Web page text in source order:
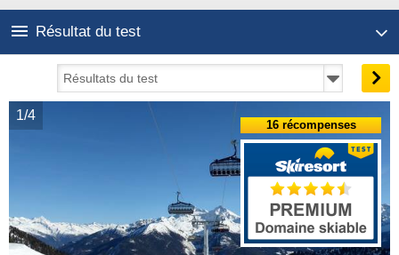
Résultat du test
1/4
16 récompenses